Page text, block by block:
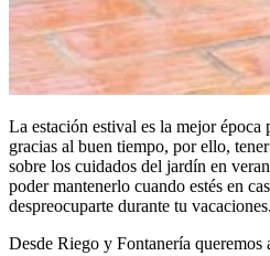
La estación estival es la mejor época
gracias al buen tiempo, por ello,
sobre los cuidados del jardín en
poder mantenerlo cuando estés en
despreocuparte durante tu vacaciones.
Desde Riego y Fontanería queremos